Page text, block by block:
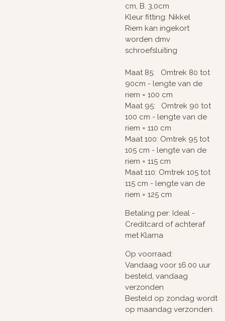
cm, B. 3,0cm
Kleur fitting: Nikkel
Riem kan ingekort
worden dmv
schroefsluiting
Maat 85: Omtrek 80 tot
90cm - lengte van de
riem = 100 cm
Maat 95: Omtrek 90 tot
100 cm - lengte van de
riem = 110 cm
Maat 100: Omtrek 95 tot
105 cm - lengte van de
riem = 115 cm
Maat 110: Omtrek 105 tot
115 cm - lengte van de
riem = 125 cm
Betaling per: Ideal -
Creditcard of achteraf
met Klarna
Op voorraad:
Vandaag voor 16.00 uur
besteld, vandaag
verzonden
Besteld op zondag wordt
op maandag verzonden.